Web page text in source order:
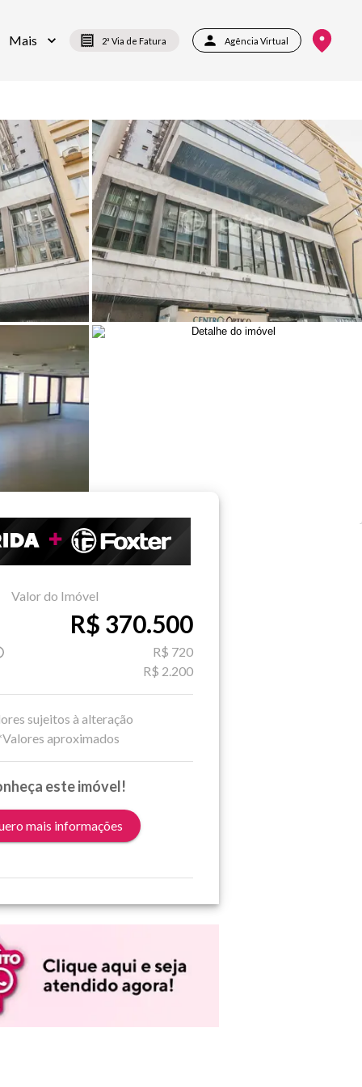
Mais 2ª Via de Fatura Agência Virtual
Valor do Imóvel
R$ 370.500
R$ 720
R$ 2.200
sujeitos à alteração
aproximados
este imóvel!
mais informações